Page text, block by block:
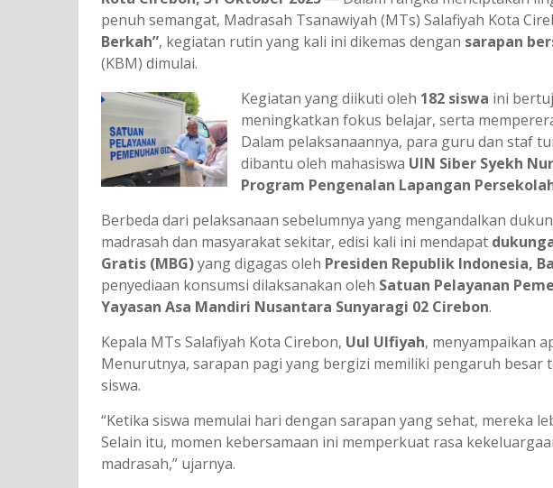
penuh semangat, Madrasah Tsanawiyah (MTs) Salafiyah Kota
Berkah”, kegiatan rutin yang kali ini dikemas dengan sarapan
(KBM) dimulai.
Kegiatan yang diikuti oleh 182 siswa ini
meningkatkan fokus belajar, serta
Dalam pelaksanaannya, para guru dan staf
dibantu oleh mahasiswa UIN Siber Syekh
Program Pengenalan Lapangan
Berbeda dari pelaksanaan sebelumnya yang mengandalkan
madrasah dan masyarakat sekitar, edisi kali ini mendapat
Gratis (MBG)yang digagas oleh Presiden Republik Indonesia,
penyediaan konsumsi dilaksanakan oleh Satuan Pelayanan
Yayasan Asa Mandiri Nusantara Sunyaragi 02 Cirebon.
Kepala MTs Salafiyah Kota Cirebon, Uul Ulfiyah, menyampaikan
Menurutnya, sarapan pagi yang bergizi memiliki pengaruh besar
siswa.
“Ketika siswa memulai hari dengan sarapan yang sehat, mereka
Selain itu, momen kebersamaan ini memperkuat rasa
madrasah,” ujarnya.